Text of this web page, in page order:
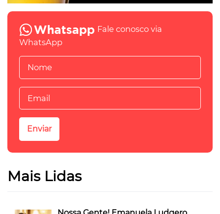
Fale conosco via
WhatsApp
Mais Lidas